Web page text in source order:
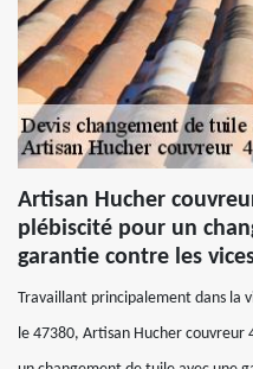
Artisan Hucher
plébiscité pour un
garantie contre les
Travaillant principalement dans la
le 47380, Artisan Hucher couvreur